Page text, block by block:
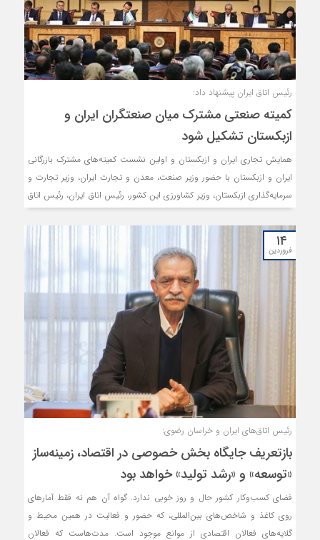
رئیس اتاق ایران پیشنهاد داد:
کمیته صنعتی مشترک میان صنعتگران ایران و
ازبکستان تشکیل شود
همایش تجاری ایران و ازبکستان و اولین نشست کمیته‌های مشترک بازرگانی
ایران و ازبکستان با حضور وزیر صنعت، معدن و تجارت ایران، وزیر تجارت و
سرمایه‌گذاری ازبکستان، وزیر کشاورزی این کشور، رئیس اتاق ایران، رئیس اتاق
ازبکستان، رئیس گروه دوستی پارلمانی ایران و ازبکستان، هیات رئیسه و
اعضای اتاق مشترک ایران و ازبکستان، سفرای دو کشور و جمعی از فعالان
اقتصادی ایران و ازبکستان در اتاق ایران برگزار شد.
۱۴
فروردین
رئیس اتاق‌های ایران و خراسان رضوی:
بازتعریف جایگاه بخش خصوصی در اقتصاد، زمینه‌ساز
«توسعه» و «رشد تولید» خواهد بود
فضای کسب‌وکار کشور حال و روز خوبی ندارد. گواه آن هم نه فقط آمارهای
روی کاغذ و شاخص‌های بین‌المللی، که حضور و فعالیت در همین محیط و
گلایه‌های فعالان اقتصادی از موانع موجود است. مدت‌هاست که فعالان